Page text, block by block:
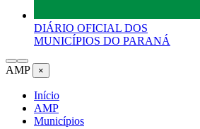
DIÁRIO OFICIAL DOS
MUNICÍPIOS DO PARANÁ
AMP ×
Início
AMP
Municípios